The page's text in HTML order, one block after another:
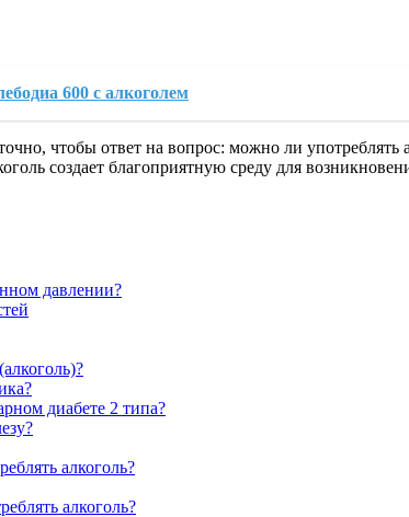
600 с алкоголем
чтобы ответ на вопрос: можно ли
создает благоприятную среду для
давлении?
диабете 2 типа?
алкоголь?
алкоголь?